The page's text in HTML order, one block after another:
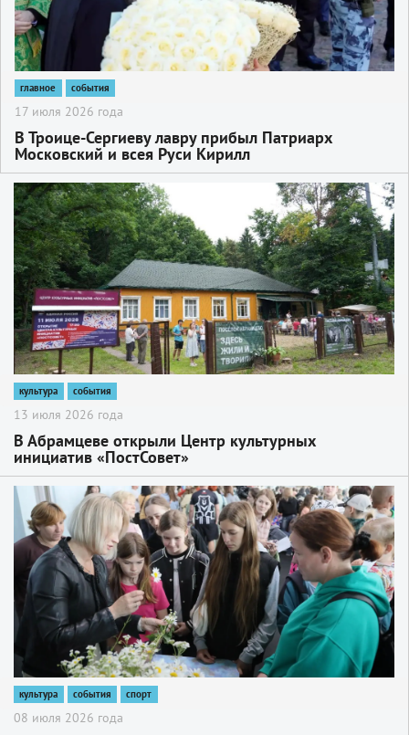
главное события
17 июля 2026 года
В Троице-Сергиеву лавру прибыл Патриарх
Московский и всея Руси Кирилл
2
культура события
13 июля 2026 года
В Абрамцеве открыли Центр культурных
инициатив «ПостСовет»
2
культура события спорт
08 июля 2026 года